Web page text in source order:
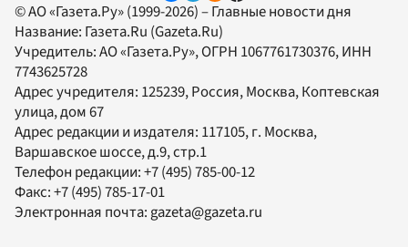
© АО «Газета.Ру» (1999-2026) – Главные новости дня
Название: Газета.Ru (Gazeta.Ru)
Учредитель:АО «Газета.Ру», ОГРН 1067761730376, ИНН
7743625728
Адрес учредителя: 125239, Россия, Москва, Коптевская
улица, дом 67
Адрес редакции и издателя: 117105, г. Москва,
Варшавское шоссе, д.9, стр.1
Телефон редакции:+7 (495) 785-00-12
Факс:+7 (495) 785-17-01
Электронная почта:gazeta@gazeta.ru